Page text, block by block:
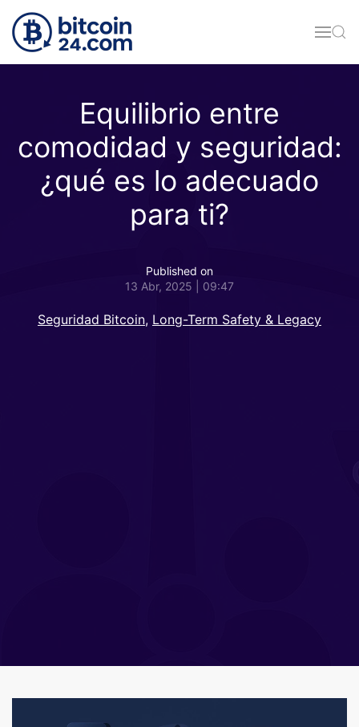
Skip to main content
Equilibrio entre
comodidad y seguridad:
¿qué es lo adecuado
para ti?
Published on
13 Abr, 2025 | 09:47
Seguridad Bitcoin, Long-Term Safety & Legacy